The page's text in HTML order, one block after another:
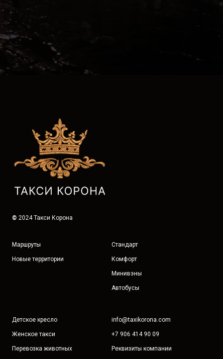
© 2024 Такси Корона
Маршруты
Новые территории
Стандарт
Комфорт
Минивэны
Автобусы
Детское кресло
Женское такси
Перевозка животных
info@taxikorona.com
+7 906 414 90 09
Реквизиты компании